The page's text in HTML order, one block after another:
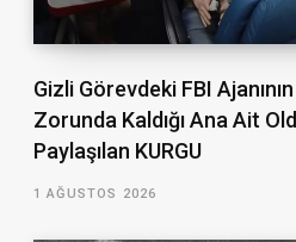
Gizli Görevdeki FBI
Zorunda Kaldığı Ana Ait
Paylaşılan KURGU
1 AĞUSTOS 2026